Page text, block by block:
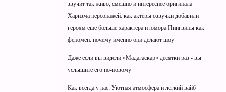
звучит так живо, смешно и интереснее оригинала
Харизма персонажей: как актёры озвучки добавили
героям ещё больше характера и юмора Пингвины как
феномен: почему именно они делают шоу
Даже если вы видели «Мадагаскар» десятки раз - вы
услышите его по-новому
Как всегда у нас: Уютная атмосфера и лёгкий вайб